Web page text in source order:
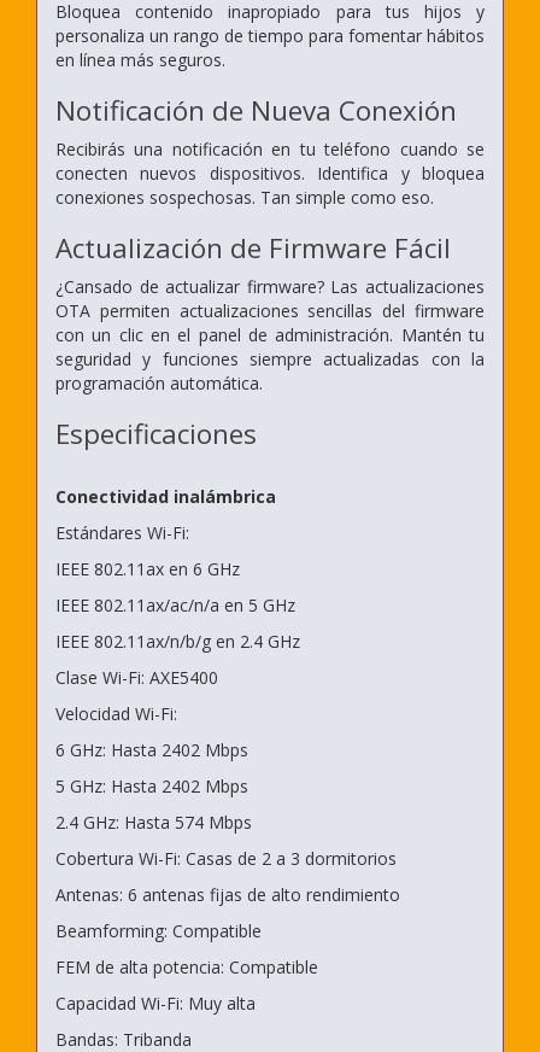
Bloquea contenido inapropiado para tus hijos y
personaliza un rango de tiempo para fomentar hábitos
en línea más seguros.
Notificación de Nueva Conexión
Recibirás una notificación en tu teléfono cuando se
conecten nuevos dispositivos. Identifica y bloquea
conexiones sospechosas. Tan simple como eso.
Actualización de Firmware Fácil
¿Cansado de actualizar firmware? Las actualizaciones
OTA permiten actualizaciones sencillas del firmware
con un clic en el panel de administración. Mantén tu
seguridad y funciones siempre actualizadas con la
programación automática.
Especificaciones
Conectividad inalámbrica
Estándares Wi-Fi:
IEEE 802.11ax en 6 GHz
IEEE 802.11ax/ac/n/a en 5 GHz
IEEE 802.11ax/n/b/g en 2.4 GHz
Clase Wi-Fi: AXE5400
Velocidad Wi-Fi:
6 GHz: Hasta 2402 Mbps
5 GHz: Hasta 2402 Mbps
2.4 GHz: Hasta 574 Mbps
Cobertura Wi-Fi: Casas de 2 a 3 dormitorios
Antenas: 6 antenas fijas de alto rendimiento
Beamforming: Compatible
FEM de alta potencia: Compatible
Capacidad Wi-Fi: Muy alta
Bandas: Tribanda